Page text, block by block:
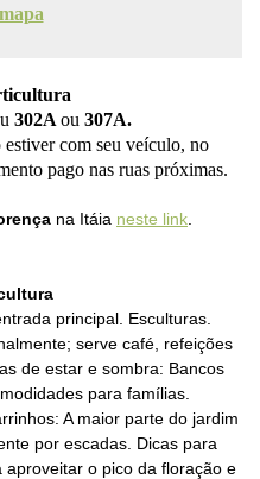
302A ou 307A.
com seu veículo, no
pago nas ruas próximas.
na Itáia neste link
principal. Esculturas.
serve café, refeições
de estar e sombra: Bancos
para famílias.
A maior parte do jardim
por escadas. Dicas para
o pico da floração e